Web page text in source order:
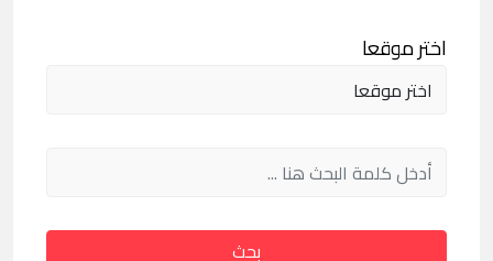
اختر موقعا
بحث